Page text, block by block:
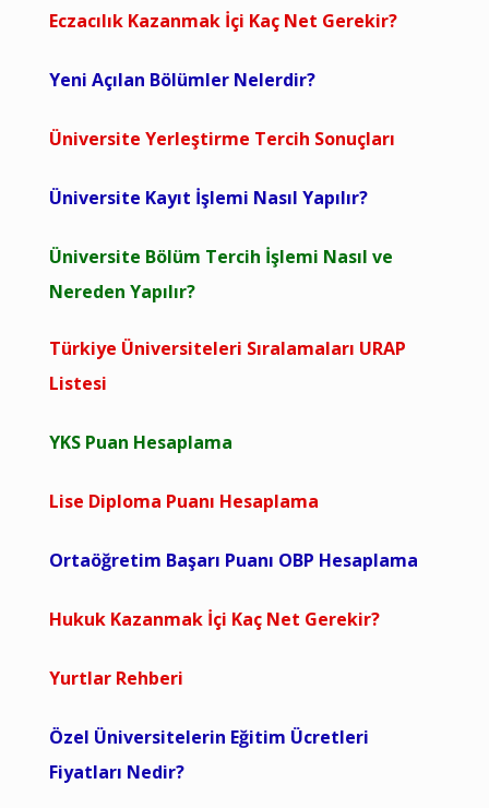
Eczacılık Kazanmak İçi Kaç Net Gerekir?
Yeni Açılan Bölümler Nelerdir?
Üniversite Yerleştirme Tercih Sonuçları
Üniversite Kayıt İşlemi Nasıl Yapılır?
Üniversite Bölüm Tercih İşlemi Nasıl ve
Nereden Yapılır?
Türkiye Üniversiteleri Sıralamaları URAP
Listesi
YKS Puan Hesaplama
Lise Diploma Puanı Hesaplama
Ortaöğretim Başarı Puanı OBP Hesaplama
Hukuk Kazanmak İçi Kaç Net Gerekir?
Yurtlar Rehberi
Özel Üniversitelerin Eğitim Ücretleri
Fiyatları Nedir?